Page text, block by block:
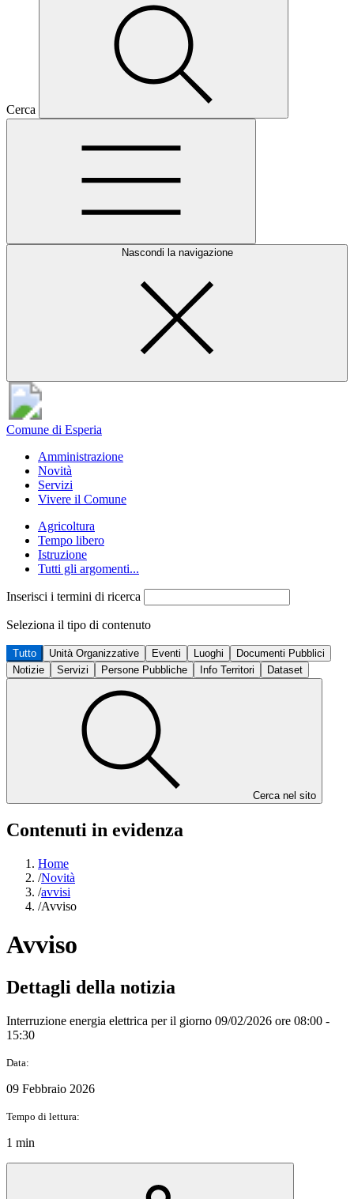
Cerca
Nascondi la navigazione
Comune di Esperia
Amministrazione
Novità
Servizi
Vivere il Comune
Agricoltura
Tempo libero
Istruzione
Tutti gli argomenti...
Inserisci i termini di ricerca
Seleziona il tipo di contenuto
Tutto Unità Organizzative Eventi Luoghi
Documenti Pubblici
Notizie
Servizi Persone Pubbliche Info Territori Dataset
Cerca nel sito
Contenuti in evidenza
Home
/Novità
/avvisi
/Avviso
Avviso
Dettagli della notizia
Interruzione energia elettrica per il giorno 09/02/2026 ore 08:00 -
15:30
Data:
09 Febbraio 2026
Tempo di lettura:
1 min